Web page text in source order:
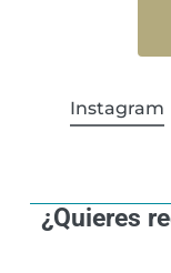
Instagram
¿Quieres